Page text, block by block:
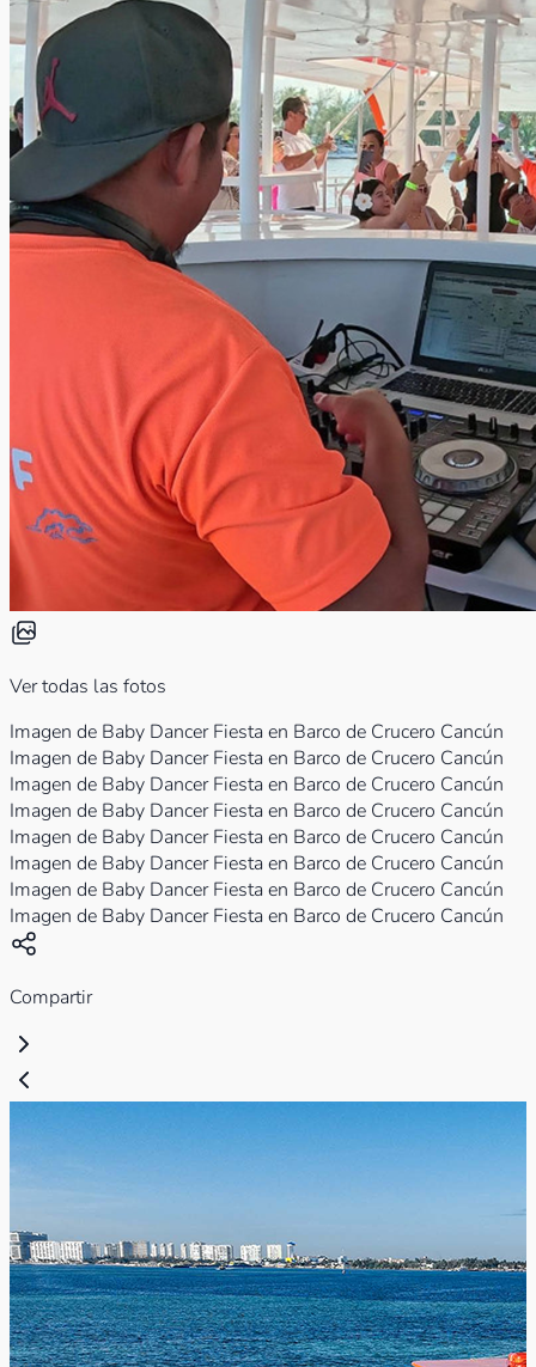
Ver todas las fotos
Imagen de Baby Dancer Fiesta en Barco de Crucero Cancún
Imagen de Baby Dancer Fiesta en Barco de Crucero Cancún
Imagen de Baby Dancer Fiesta en Barco de Crucero Cancún
Imagen de Baby Dancer Fiesta en Barco de Crucero Cancún
Imagen de Baby Dancer Fiesta en Barco de Crucero Cancún
Imagen de Baby Dancer Fiesta en Barco de Crucero Cancún
Imagen de Baby Dancer Fiesta en Barco de Crucero Cancún
Imagen de Baby Dancer Fiesta en Barco de Crucero Cancún
Compartir